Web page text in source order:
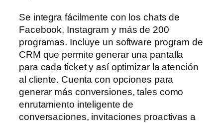
Se integra fácilmente con los chats de
Facebook, Instagram y más de 200
programas. Incluye un software program de
CRM que permite generar una pantalla
para cada ticket y así optimizar la atención
al cliente. Cuenta con opciones para
generar más conversiones, tales como
enrutamiento inteligente de
conversaciones, invitaciones proactivas a